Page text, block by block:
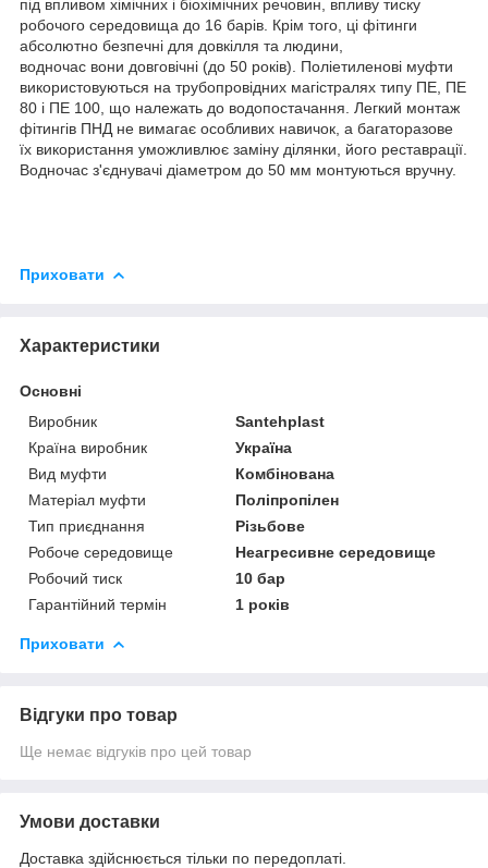
під впливом хімічних і біохімічних речовин, впливу тиску
робочого середовища до 16 барів. Крім того, ці фітинги
абсолютно безпечні для довкілля та людини,
водночас вони довговічні (до 50 років). Поліетиленові муфти
використовуються на трубопровідних магістралях типу ПЕ, ПЕ
80 і ПЕ 100, що належать до водопостачання. Легкий монтаж
фітингів ПНД не вимагає особливих навичок, а багаторазове
їх використання уможливлює заміну ділянки, його реставрації.
Водночас з'єднувачі діаметром до 50 мм монтуються вручну.
Приховати
Характеристики
Основні
Виробник
Santehplast
Країна виробник
Україна
Вид муфти
Комбінована
Матеріал муфти
Поліпропілен
Тип приєднання
Різьбове
Робоче середовище
Неагресивне середовище
Робочий тиск
10 бар
Гарантійний термін
1 років
Приховати
Відгуки про товар
Ще немає відгуків про цей товар
Умови доставки
Доставка здійснюється тільки по передоплаті.